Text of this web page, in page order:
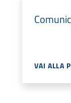
VAI ALLA